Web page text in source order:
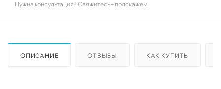
Нужна консультация? Свяжитесь – подскажем.
ОПИСАНИЕ ОТЗЫВЫ КАК КУПИТЬ